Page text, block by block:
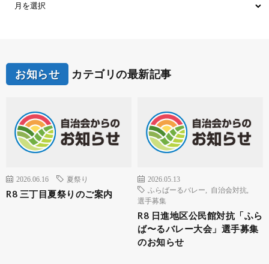
お知らせ カテゴリの最新記事
2026.06.16 夏祭り
R8 三丁目夏祭りのご案内
2026.05.13
ふらばーるバレー
自治会対抗
選手募集
R8 日進地区公民館対抗「ふら
ば〜るバレー大会」選手募集
のお知らせ